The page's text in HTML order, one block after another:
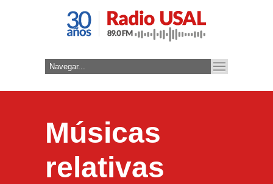
Músicas
relativas